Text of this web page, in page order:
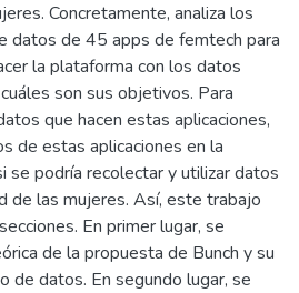
Concretamente, analiza los
datos de 45 apps de femtech para
la plataforma con los datos
son sus objetivos. Para
que hacen estas aplicaciones,
de estas aplicaciones en la
se podría recolectar y utilizar datos
de las mujeres. Así, este trabajo
En primer lugar, se
de la propuesta de Bunch y su
de datos. En segundo lugar, se